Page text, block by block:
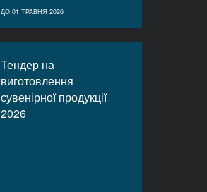
ДО 01 ТРАВНЯ 2026
Тендер на
виготовлення
сувенірної продукції
2026